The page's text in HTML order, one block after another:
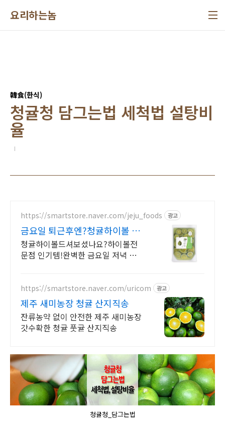
요리하는놈
韓食(한식)
청귤청 담그는법 세척법 설탕비
율
https://smartstore.naver.com/jeju_foods 광고
금요일 퇴근후엔?청귤하이볼 언
제나 변치않는 상큼함
청귤하이볼드셔보셨나요?하이볼전
문점 인기템!완벽한 금요일 저녁 준비
https://smartstore.naver.com/uricom 광고
제주 새미농장 청귤 산지직송
잔류농약 없이 안전한 제주 새미농장
갓수확한 청귤 풋귤 산지직송
청귤청_담그는법